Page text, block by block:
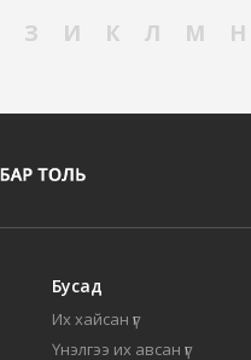
З И К Л М Н
Бусад
Их хайсан үг
Үнэлгээ их авсан үг